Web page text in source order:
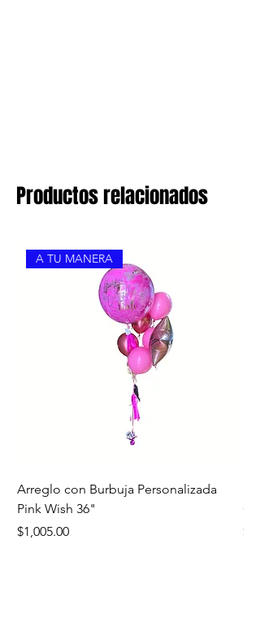
Productos relacionados
A TU MANERA
Arreglo con Burbuja Personalizada
Pink Wish 36"
Precio
$1,005.00
Oro